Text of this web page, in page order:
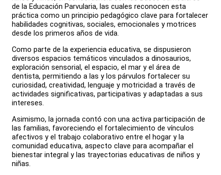
de la Educación Parvularia, las cuales reconocen esta
práctica como un principio pedagógico clave para fortalecer
habilidades cognitivas, sociales, emocionales y motrices
desde los primeros años de vida.
Como parte de la experiencia educativa, se dispusieron
diversos espacios temáticos vinculados a dinosaurios,
exploración sensorial, el espacio, el mar y el área de
dentista, permitiendo a las y los párvulos fortalecer su
curiosidad, creatividad, lenguaje y motricidad a través de
actividades significativas, participativas y adaptadas a sus
intereses.
Asimismo, la jornada contó con una activa participación de
las familias, favoreciendo el fortalecimiento de vínculos
afectivos y el trabajo colaborativo entre el hogar y la
comunidad educativa, aspecto clave para acompañar el
bienestar integral y las trayectorias educativas de niños y
niñas.